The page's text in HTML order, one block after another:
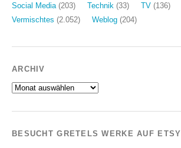
Social Media (203) Technik (33) TV (136)
Vermischtes (2.052) Weblog (204)
ARCHIV
Archiv
BESUCHT GRETELS WERKE AUF ETSY